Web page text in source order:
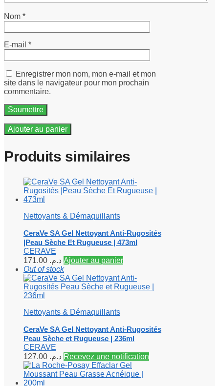
Nom *
E-mail *
Enregistrer mon nom, mon e-mail et mon
site dans le navigateur pour mon prochain
commentaire.
Ajouter au panier
Produits similaires
Nettoyants & Démaquillants
CeraVe SA Gel Nettoyant Anti-Rugosités
|Peau Sèche Et Rugueuse | 473ml
CERAVE
د.م. Ajouter au panier
Out of stock
Nettoyants & Démaquillants
CeraVe SA Gel Nettoyant Anti-Rugosités
Peau Sèche et Rugueuse | 236ml
CERAVE
د.م. Recevez une notification